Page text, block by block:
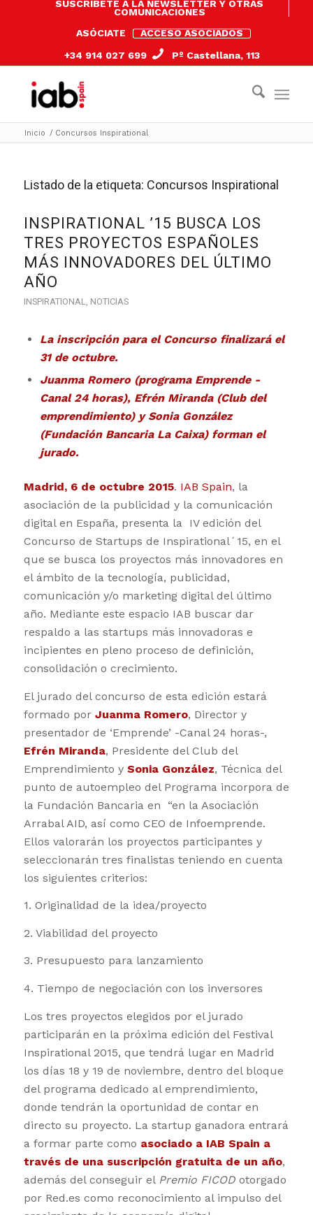
SUSCRÍBETE A LA NEWSLETTER Y OTRAS
COMUNICACIONES
ASÓCIATE
ACCESO ASOCIADOS
+34 914 027 699
Pº Castellana, 113
Inicio / Concursos Inspirational
Listado de la etiqueta: Concursos Inspirational
INSPIRATIONAL ’15 BUSCA LOS
TRES PROYECTOS ESPAÑOLES
MÁS INNOVADORES DEL ÚLTIMO
AÑO
INSPIRATIONAL, NOTICIAS
La inscripción para el Concurso finalizará el
31 de octubre.
Juanma Romero (programa Emprende -
Canal 24 horas), Efrén Miranda (Club del
emprendimiento) y Sonia González
(Fundación Bancaria La Caixa) forman el
jurado.
Madrid, 6 de octubre 2015. IAB Spain, la
asociación de la publicidad y la comunicación
digital en España, presenta la IV edición del
Concurso de Startups de Inspirational´15, en el
que se busca los proyectos más innovadores en
el ámbito de la tecnología, publicidad,
comunicación y/o marketing digital del último
año. Mediante este espacio IAB buscar dar
respaldo a las startups más innovadoras e
incipientes en pleno proceso de definición,
consolidación o crecimiento.
El jurado del concurso de esta edición estará
formado por Juanma Romero, Director y
presentador de ‘Emprende’ -Canal 24 horas-,
Efrén Miranda, Presidente del Club del
Emprendimiento y Sonia González, Técnica del
punto de autoempleo del Programa incorpora de
la Fundación Bancaria en “en la Asociación
Arrabal AID, así como CEO de Infoemprende.
Ellos valorarán los proyectos participantes y
seleccionarán tres finalistas teniendo en cuenta
los siguientes criterios:
1. Originalidad de la idea/proyecto
2. Viabilidad del proyecto
3. Presupuesto para lanzamiento
4. Tiempo de negociación con los inversores
Los tres proyectos elegidos por el jurado
participarán en la próxima edición del Festival
Inspirational 2015, que tendrá lugar en Madrid
los días 18 y 19 de noviembre, dentro del bloque
del programa dedicado al emprendimiento,
donde tendrán la oportunidad de contar en
directo su proyecto. La startup ganadora entrará
a formar parte como asociado a IAB Spain a
través de una suscripción gratuita de un año,
además del conseguir el Premio FICODotorgado
por Red.es como reconocimiento al impulso del